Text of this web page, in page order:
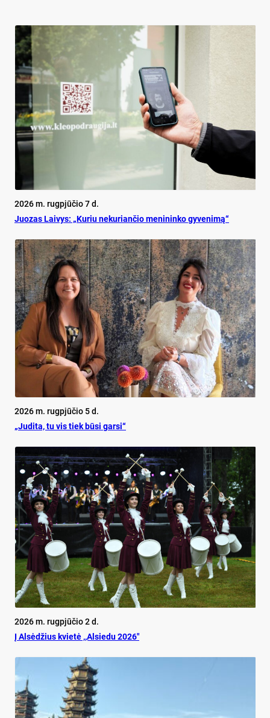
2026 m. rugpjūčio 7 d.
Juo­zas Lai­vys: „Ku­riu ne­ku­rian­čio me­ni­nin­ko gy­ve­ni­mą“
2026 m. rugpjūčio 5 d.
„Judita, tu vis tiek būsi garsi“
2026 m. rugpjūčio 2 d.
Į Alsėdžius kvietė ,,Alsiedu 2026″